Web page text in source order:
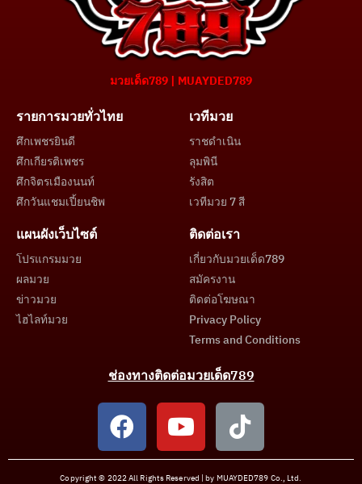
มวยเด็ด789 | MUAYDED789
รายการมวยทั่วไทย
ศึกเพชรยินดี
ศึกเกียรติเพชร
ศึกจิตรเมืองนนท์
ศึกวันแชมเปี้ยนชิพ
เวทีมวย
ราชดำเนิน
ลุมพินี
รังสิต
เวทีมวย 7 สี
แผนผังเว็บไซต์
โปรแกรมมวย
ผลมวย
ข่าวมวย
ไฮไลท์มวย
ติดต่อเรา
เกี่ยวกับมวยเด็ด789
สมัครงาน
ติดต่อโฆษณา
Privacy Policy
Terms and Conditions
ช่องทางติดต่อมวยเด็ด789
Copyright © 2022 All Rights Reserved | by MUAYDED789 Co., Ltd.